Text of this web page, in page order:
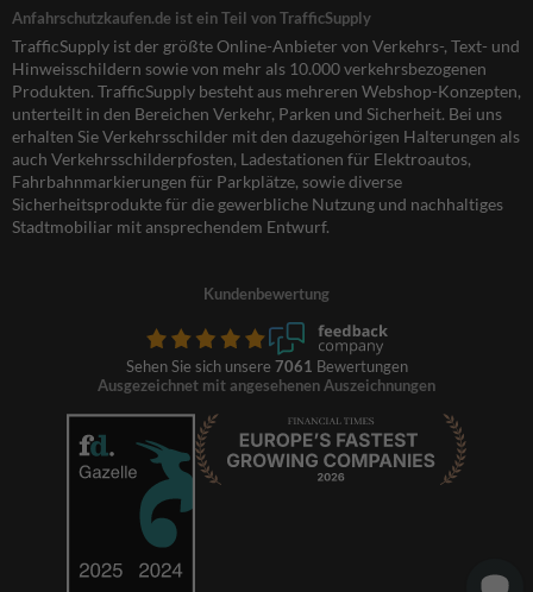
Anfahrschutzkaufen.de ist ein Teil von TrafficSupply
TrafficSupply ist der größte Online-Anbieter von Verkehrs-, Text- und
Hinweisschildern sowie von mehr als 10.000 verkehrsbezogenen
Produkten. TrafficSupply besteht aus mehreren Webshop-Konzepten,
unterteilt in den Bereichen Verkehr, Parken und Sicherheit. Bei uns
erhalten Sie Verkehrsschilder mit den dazugehörigen Halterungen als
auch Verkehrsschilderpfosten, Ladestationen für Elektroautos,
Fahrbahnmarkierungen für Parkplätze, sowie diverse
Sicherheitsprodukte für die gewerbliche Nutzung und nachhaltiges
Stadtmobiliar mit ansprechendem Entwurf.
Kundenbewertung
Sehen Sie sich unsere 7061 Bewertungen
Ausgezeichnet mit angesehenen Auszeichnungen